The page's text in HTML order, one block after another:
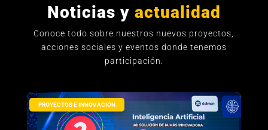
Noticias y actualidad
Conoce todo sobre nuestros nuevos proyectos,
acciones sociales y eventos donde tenemos
participación.
PROYECTOS E INNOVACIÓN